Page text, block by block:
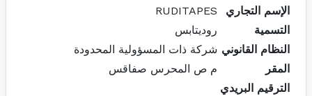
الإسم التجاري
RUDITAPES
التسمية
روديتابس
النظام القانوني شركة ذات المسؤولية المحدودة
المقر
م ص المحرس صفاقس
الترقيم البريدي